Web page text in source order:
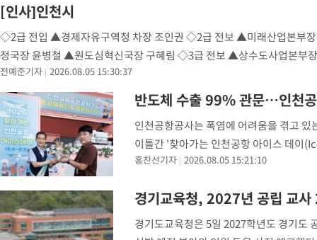
[인사]인천시
◇2급 전입 ▲경제자유구역청 차장 조인권 ◇2급 전보 ▲미래산업본
정국장 윤병철 ▲원도심혁신국장 구혜림 ◇3급 전보 ▲상수도사업본부
심연삼 ▲해양항공국장 박광
전예준기자 2026.08.05 15:30:37
반도체 수출 99% 관문…인천
인천공항공사는 폭염에 어려움을 겪고
이틀간 '찾아가는 인천공항 아이스 데이
는 약 800개의 항공사 및 물류기업이 입
홍찬선기자 2026.08.05 15:21:10
경기교육청, 2027년 공립 교
경기도교육청은 5일 2027학년도 경기도